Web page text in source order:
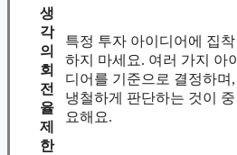
생
각
의
회
전
율
제
한
특정 투자 아이디어에 집착
하지 마세요. 여러 가지 아이
디어를 기준으로 결정하며,
냉철하게 판단하는 것이 중
요해요.